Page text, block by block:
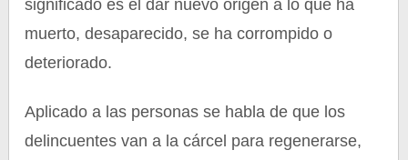
significado es el dar nuevo origen a lo que ha
muerto, desaparecido, se ha corrompido o
deteriorado.
Aplicado a las personas se habla de que los
delincuentes van a la cárcel para regenerarse,